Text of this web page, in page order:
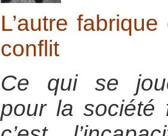
L’autre
conflit
Ce qui se
pour la société